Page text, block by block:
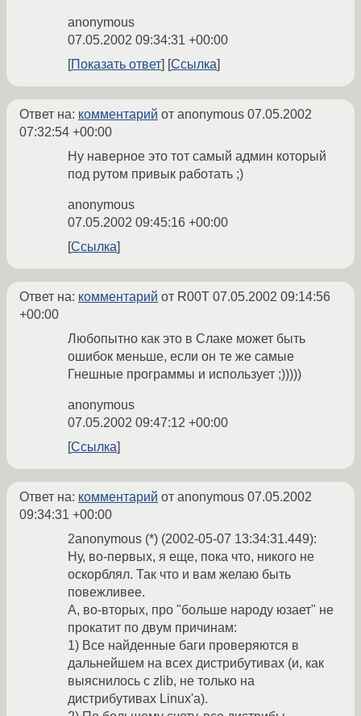
anonymous
07.05.2002 09:34:31 +00:00
Показать ответ
Ссылка
Ответ на: комментарий от anonymous 07.05.2002
07:32:54 +00:00
Ну наверное это тот самый админ который
под рутом привык работать ;)
anonymous
07.05.2002 09:45:16 +00:00
Ссылка
Ответ на: комментарий от R00T 07.05.2002 09:14:56
+00:00
Любопытно как это в Слаке может быть
ошибок меньше, если он те же самые
Гнешные программы и использует ;)))))
anonymous
07.05.2002 09:47:12 +00:00
Ссылка
Ответ на: комментарий от anonymous 07.05.2002
09:34:31 +00:00
2anonymous (*) (2002-05-07 13:34:31.449):
Ну, во-первых, я еще, пока что, никого не
оскорблял. Так что и вам желаю быть
повежливее.
А, во-вторых, про "больше народу юзает" не
прокатит по двум причинам:
1) Все найденные баги проверяются в
дальнейшем на всех дистрибутивах (и, как
выяснилось с zlib, не только на
дистрибутивах Linux'а).